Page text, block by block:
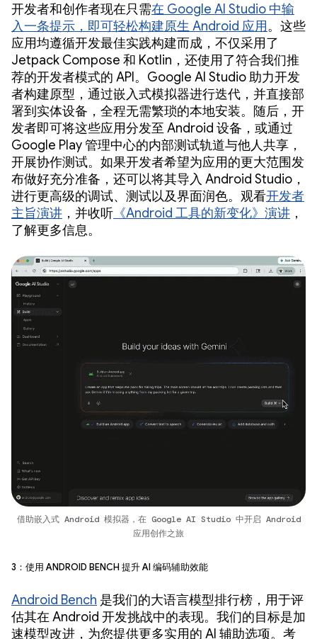
开发者和创作者现在只需在 Google AI Studio 中输
入一条提示，即可轻松构建原生 Android 应用。这些
应用均遵循开发最佳实践构建而成，不仅采用了
Jetpack Compose 和 Kotlin，还使用了符合我们推
荐的开发者模式的 API。Google AI Studio 助力开发
者构建原型，通过嵌入式模拟器进行迭代，并直接部
署到实体设备，全程无需繁琐的本地安装。随后，开
发者即可将这些应用分发至 Android 设备，或通过
Google Play 管理中心的内部测试轨道与他人共享，
开展协作测试。如果开发者希望为应用的更大范围发
布做好充分准备，还可以将其导入 Android Studio，
进行更高级的调试、测试以及界面润色。观看开发者
主旨演讲 ，并收听 《Android 工具的新变化》演讲 ，
了解更多信息。
借助嵌入式 Android 模拟器，在 Google AI Studio 中开启 Android
应用创作之旅
3：使用 Android Bench 提升 AI 编码辅助效能
Android Bench 是我们的大语言模型排行榜，用于评
估其在 Android 开发挑战中的表现。我们的目标是加
速模型改进，为您提供更多实用的 AI 辅助选项。考